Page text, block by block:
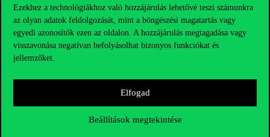
Ezekhez a technológiákhoz való hozzájárulás lehetővé teszi számunkra
az olyan adatok feldolgozását, mint a böngészési magatartás vagy
egyedi azonosítók ezen az oldalon. A hozzájárulás megtagadása vagy
visszavonása negatívan befolyásolhat bizonyos funkciókat és
jellemzőket.
Elfogad
Beállítások megtekintése
Telefonszám:+36 1 482 5000
Kérdésed van a felvételivel kapcsolatban?
HUB jelenlegi hallgatóinknak